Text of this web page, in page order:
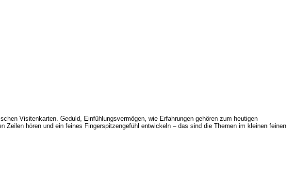
Visitenkarten. Geduld, Einfühlungsvermögen, wie Erfahrungen gehören zum heutigen
hören und ein feines Fingerspitzengefühl entwickeln – das sind die Themen im kleinen feinen